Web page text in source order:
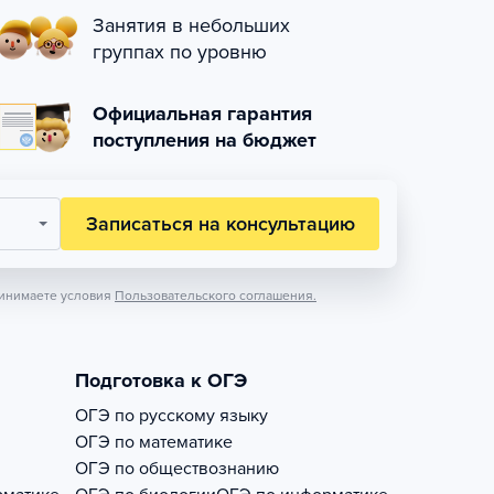
Занятия в небольших
группах по уровню
Официальная гарантия
поступления на бюджет
Записаться на консультацию
условия Пользовательского соглашения.
Подготовка к ОГЭ
ОГЭ по русскому языку
ОГЭ по математике
ОГЭ по обществознанию